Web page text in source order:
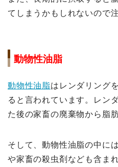
てしまうかもしれないので
動物性油脂
動物性油脂はレンダリング
ると言われています。レン
た後の家畜の廃棄物から脂
そして、動物性油脂の中に
や家畜の殺虫剤なども含ま